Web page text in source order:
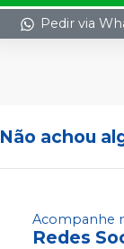
Pedir via
Não achou
Acompanhe
Redes